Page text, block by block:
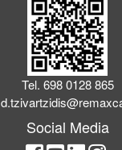
Tel. 698 0128 865
Social Media